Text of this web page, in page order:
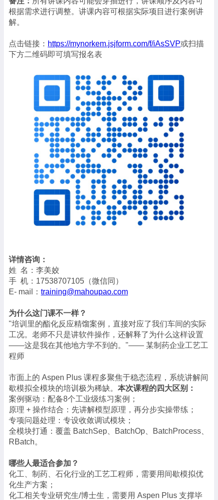
根据需求进行调整。讲课内容可根据实际项目进行案例讲
解。
点击链接： https://mynorkem.jsjform.com/f/iAsSVP或扫描
下方二维码即可填写报名表
详情咨询：
姓 名：李美姣
手 机：17538707105（微信同）
E- mail： training@mahoupao.com
为什么这门课不一样？
"培训里的酯化反应精馏案例，直接对应了我们车间的实际
工况。老师不只是讲软件操作，还解释了为什么这样设置
——这是我在其他地方学不到的。"—— 某制药企业工艺工
程师
市面上的 Aspen Plus 课程多聚焦于稳态流程，系统讲解间
歇模拟全模块的培训极为稀缺。 本次课程的四大区别：
案例驱动：配备8个工业级练习案例；
原理 + 操作结合：先讲解模型原理，再分步实操带练；
专项问题处理：专设收敛调试模块；
全模块打通：覆盖 BatchSep、BatchOp、BatchProcess、
RBatch。
哪些人最适合参加？
化工、制药、石化行业的工艺工程师，需要用间歇模拟优
化生产方案；
化工相关专业研究生/博士生，需要用 Aspen Plus 支撑毕